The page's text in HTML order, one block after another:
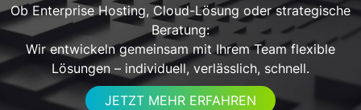
Ob Enterprise Hosting, Cloud-Lösung oder strategische
Beratung:
Wir entwickeln gemeinsam mit Ihrem Team flexible
Lösungen – individuell, verlässlich, schnell.
JETZT MEHR ERFAHREN